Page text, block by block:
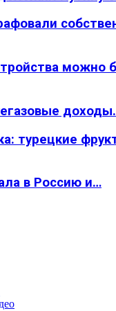
можно
турецкие
в Россию и…